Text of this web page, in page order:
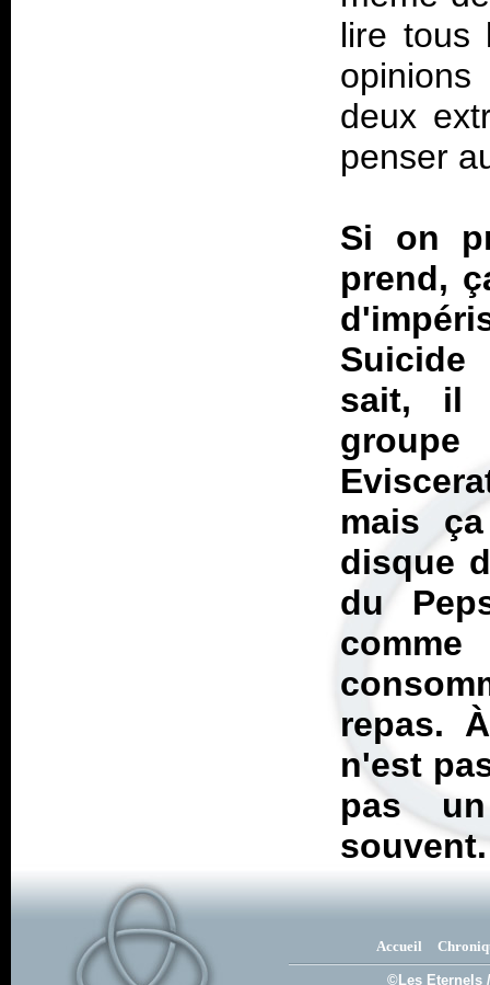
lire tous
deux
penser
Si on
prend,
Suicide
sait, il
mais
disque
du
repas.
n'est
pas
souvent.
Accueil
©Les Eternels